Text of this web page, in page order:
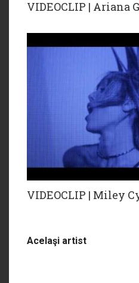
VIDEOCLIP | Ariana
VIDEOCLIP | Miley
Acelaşi artist